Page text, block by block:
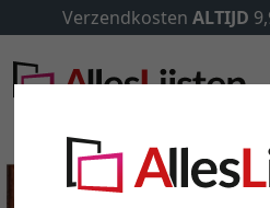
Verzendkosten ALTIJD